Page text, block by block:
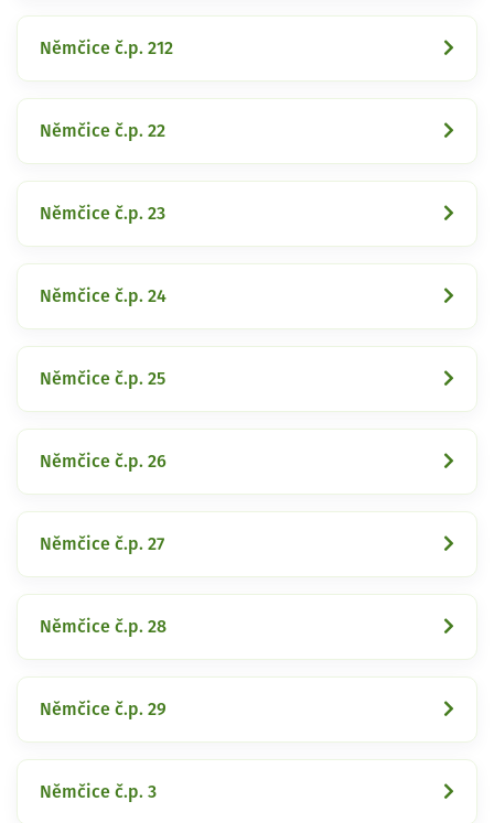
Němčice č.p. 212
Němčice č.p. 22
Němčice č.p. 23
Němčice č.p. 24
Němčice č.p. 25
Němčice č.p. 26
Němčice č.p. 27
Němčice č.p. 28
Němčice č.p. 29
Němčice č.p. 3